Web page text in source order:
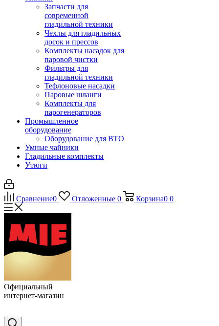
Запчасти для
современной
гладильной техники
Чехлы для гладильных
досок и прессов
Комплекты насадок для
паровой чистки
Фильтры для
гладильной техники
Тефлоновые насадки
Паровые шланги
Комплекты для
парогенераторов
Промышленное
оборудование
Оборудование для ВТО
Умные чайники
Гладильные комплекты
Утюги
Сравнение0 Отложенные 0 Корзина0 0
Официальный
интернет-магазин